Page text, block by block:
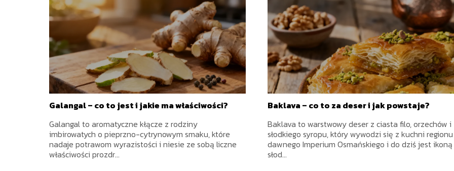
Galangal – co to jest i jakie ma właściwości?
Galangal to aromatyczne kłącze z rodziny
imbirowatych o pieprzno-cytrynowym smaku, które
nadaje potrawom wyrazistości i niesie ze sobą liczne
właściwości prozdr...
Baklava – co to za deser i jak powstaje?
Baklava to warstwowy deser z ciasta filo, orzechów i
słodkiego syropu, który wywodzi się z kuchni regionu
dawnego Imperium Osmańskiego i do dziś jest ikoną
słod...